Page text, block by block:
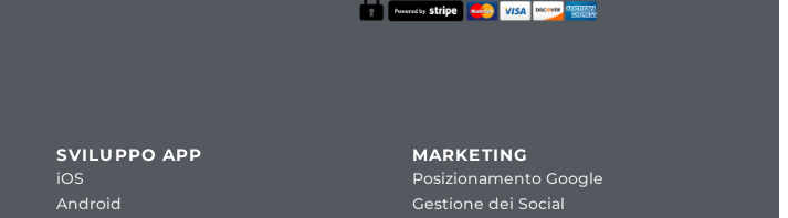
SVILUPPO APP
iOS
Android
MARKETING
Posizionamento Google
Gestione dei Social